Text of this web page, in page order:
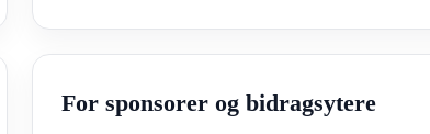
For sponsorer og bidragsytere